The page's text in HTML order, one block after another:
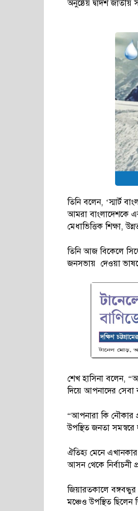
অনুষ্ঠেয় দ্বাদশ জাতীয়
তিনি বলেন, ‘স্মার্ট
আমরা বাংলাদেশকে
মেধাভিত্তিক শিক্ষা,
তিনি আজ বিকেলে
জনসভায় দেওয়া
শেখ হাসিনা বলেন,
দিয়ে আপনাদের
“আপনারা কি নৌকার
উপস্থিত জনতা
ঐতিহ্য মেনে
আসন থেকে নির্বাচনী
জিয়ারতকালে
মঞ্চেও উপস্থিত ছিলেন